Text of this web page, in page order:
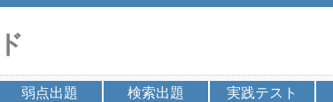
弱点出題 検索出題 実践テスト